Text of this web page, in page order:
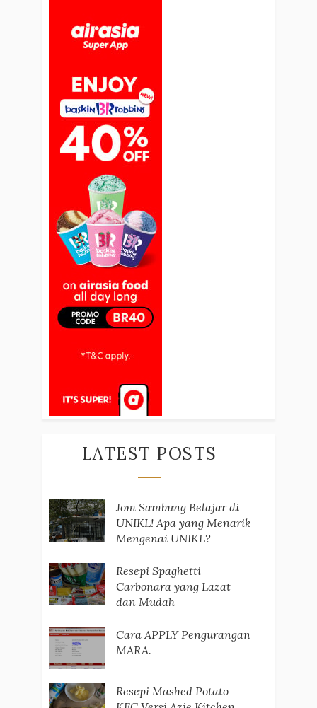
LATEST POSTS
Jom Sambung Belajar di
UNIKL! Apa yang Menarik
Mengenai UNIKL?
Resepi Spaghetti
Carbonara yang Lazat
dan Mudah
Cara APPLY Pengurangan
MARA.
Resepi Mashed Potato